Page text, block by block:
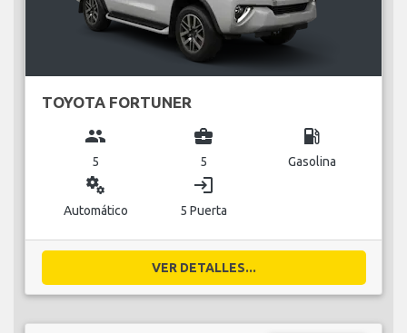
TOYOTA FORTUNER
group
5
business_center
5
local_gas_station
Gasolina
miscellaneous_services
Automático
login
5 Puerta
VER DETALLES...